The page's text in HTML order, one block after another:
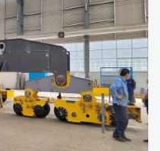
查看详情